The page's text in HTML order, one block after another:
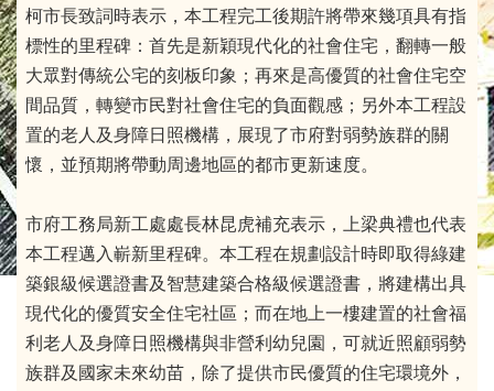
柯市長致詞時表示，本工程完工後期許將帶來幾項具有指
標性的里程碑：首先是新穎現代化的社會住宅，翻轉一般
大眾對傳統公宅的刻板印象；再來是高優質的社會住宅空
間品質，轉變市民對社會住宅的負面觀感；另外本工程設
置的老人及身障日照機構，展現了市府對弱勢族群的關
懷，並預期將帶動周邊地區的都市更新速度。
市府工務局新工處處長林昆虎補充表示，上梁典禮也代表
本工程邁入嶄新里程碑。本工程在規劃設計時即取得綠建
築銀級候選證書及智慧建築合格級候選證書，將建構出具
現代化的優質安全住宅社區；而在地上一樓建置的社會福
利老人及身障日照機構與非營利幼兒園，可就近照顧弱勢
族群及國家未來幼苗，除了提供市民優質的住宅環境外，